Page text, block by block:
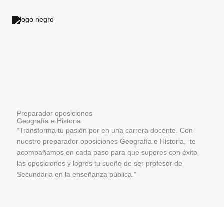
Preparador oposiciones
Geografía e Historia
“Transforma tu pasión por en una carrera docente. Con
nuestro preparador oposiciones Geografía e Historia, te
acompañamos en cada paso para que superes con éxito
las oposiciones y logres tu sueño de ser profesor de
Secundaria en la enseñanza pública.”